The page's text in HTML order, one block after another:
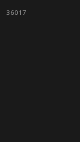
36017